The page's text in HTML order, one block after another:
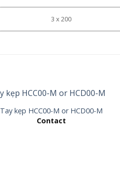
3 x 200
Tay kẹp HCC00-M or HCD00-M
Contact